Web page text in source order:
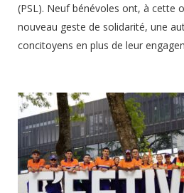
(PSL). Neuf bénévoles ont, à cette
nouveau geste de solidarité, une
concitoyens en plus de leur
effectué une de ses premières
bravo à Lucie, Séverine, Christine,
Vincent, Aurélien et Diwan pour
l’espoir pour de nombreux
21 août 2025